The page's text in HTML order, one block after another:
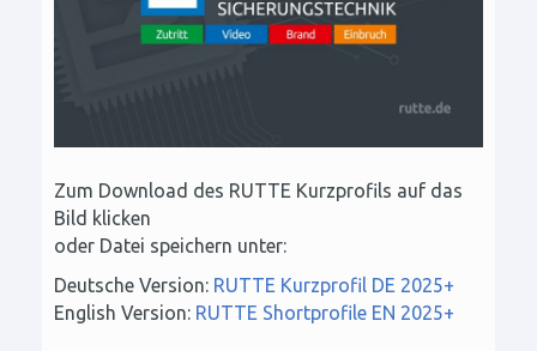
Zum Download des RUTTE Kurzprofils auf das
Bild klicken
oder Datei speichern unter:
Deutsche Version: RUTTE Kurzprofil DE 2025+
English Version: RUTTE Shortprofile EN 2025+